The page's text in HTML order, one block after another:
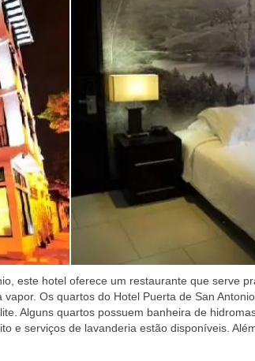
este hotel oferece um restaurante que serve
Os quartos do Hotel Puerta de San
Alguns quartos possuem banheira de
e serviços de lavanderia estão disponíveis.